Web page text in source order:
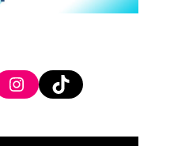
Instagram
TikTok